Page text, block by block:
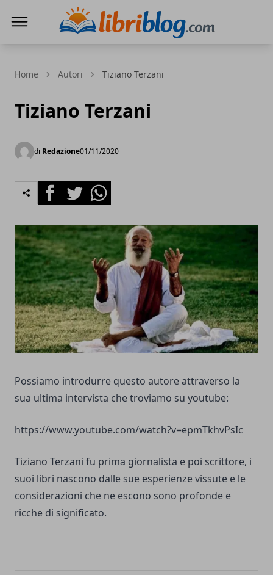
Home Autori Tiziano Terzani
Tiziano Terzani
di Redazione01/11/2020
FacebookTwitterWhatsapp
Possiamo introdurre questo autore attraverso la
sua ultima intervista che troviamo su youtube:
https://www.youtube.com/watch?v=epmTkhvPsIc
Tiziano Terzani fu prima giornalista e poi scrittore, i
suoi libri nascono dalle sue esperienze vissute e le
considerazioni che ne escono sono profonde e
ricche di significato.